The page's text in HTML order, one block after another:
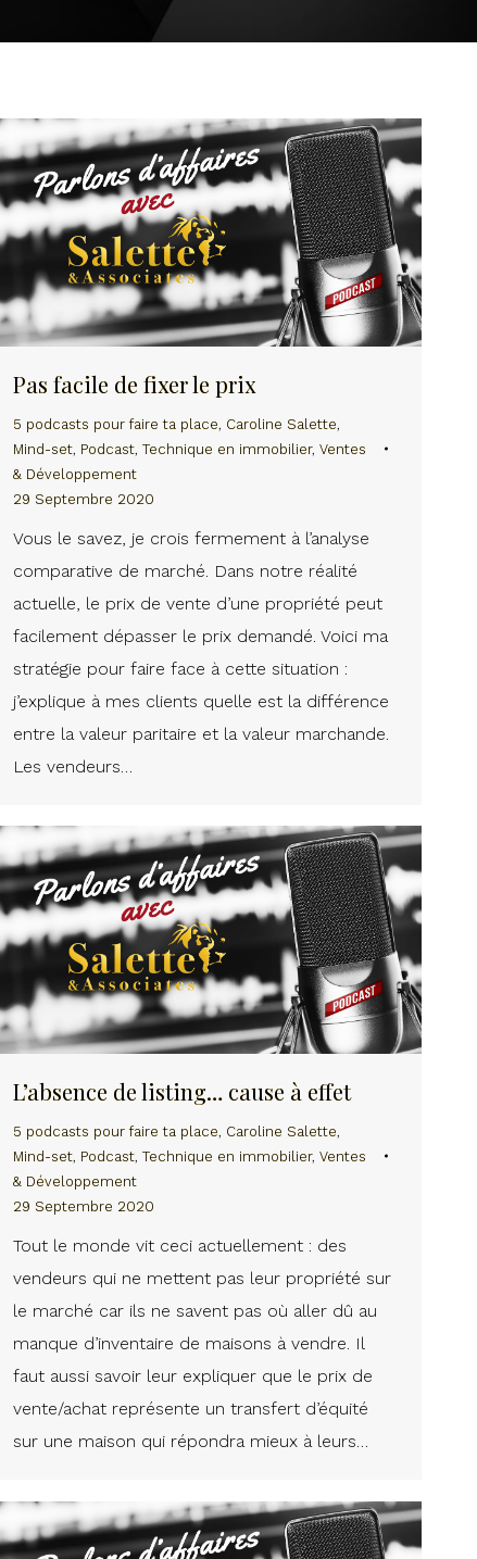
Pas facile de fixer le prix
5 podcasts pour faire ta place, Caroline Salette,
Mind-set, Podcast, Technique en immobilier, Ventes
& Développement
29 Septembre 2020
Vous le savez, je crois fermement à l’analyse
comparative de marché. Dans notre réalité
actuelle, le prix de vente d’une propriété peut
facilement dépasser le prix demandé. Voici ma
stratégie pour faire face à cette situation :
j’explique à mes clients quelle est la différence
entre la valeur paritaire et la valeur marchande.
Les vendeurs…
L’absence de listing… cause à effet
5 podcasts pour faire ta place, Caroline Salette,
Mind-set, Podcast, Technique en immobilier, Ventes
& Développement
29 Septembre 2020
Tout le monde vit ceci actuellement : des
vendeurs qui ne mettent pas leur propriété sur
le marché car ils ne savent pas où aller dû au
manque d’inventaire de maisons à vendre. Il
faut aussi savoir leur expliquer que le prix de
vente/achat représente un transfert d’équité
sur une maison qui répondra mieux à leurs…